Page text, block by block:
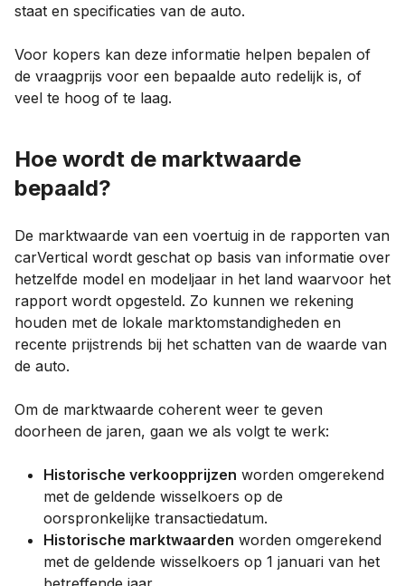
staat en specificaties van de auto.
Voor kopers kan deze informatie helpen bepalen of
de vraagprijs voor een bepaalde auto redelijk is, of
veel te hoog of te laag.
Hoe wordt de marktwaarde
bepaald?
De marktwaarde van een voertuig in de rapporten van
carVertical wordt geschat op basis van informatie over
hetzelfde model en modeljaar in het land waarvoor het
rapport wordt opgesteld. Zo kunnen we rekening
houden met de lokale marktomstandigheden en
recente prijstrends bij het schatten van de waarde van
de auto.
Om de marktwaarde coherent weer te geven
doorheen de jaren, gaan we als volgt te werk:
Historische verkoopprijzen worden omgerekend
met de geldende wisselkoers op de
oorspronkelijke transactiedatum.
Historische marktwaarden worden omgerekend
met de geldende wisselkoers op 1 januari van het